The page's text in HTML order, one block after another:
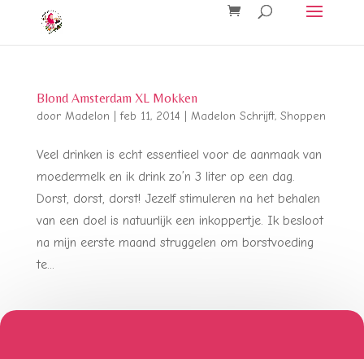
Blond Amsterdam XL Mokken
door Madelon |feb 11, 2014 Madelon Schrijft, Shoppen
Veel drinken is echt essentieel voor de aanmaak van
moedermelk en ik drink zo’n 3 liter op een dag.
Dorst, dorst, dorst! Jezelf stimuleren na het behalen
van een doel is natuurlijk een inkoppertje. Ik besloot
na mijn eerste maand struggelen om borstvoeding
te...